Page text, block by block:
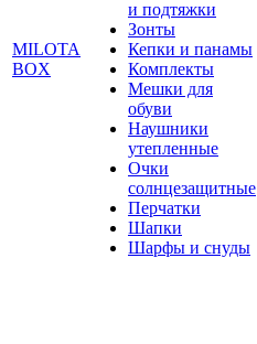
MILOTA
BOX
и подтяжки
Зонты
Кепки и панамы
Комплекты
Мешки для
обуви
Наушники
утепленные
Очки
солнцезащитные
Перчатки
Шапки
Шарфы и снуды